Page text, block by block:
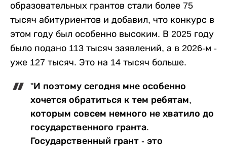
образовательных грантов стали более 75
тысяч абитуриентов и добавил, что конкурс в
этом году был особенно высоким. В 2025 году
было подано 113 тысяч заявлений, а в 2026-м -
уже 127 тысяч. Это на 14 тысяч больше.
"И поэтому сегодня мне особенно
хочется обратиться к тем ребятам,
которым совсем немного не хватило до
государственного гранта.
Государственный грант - это